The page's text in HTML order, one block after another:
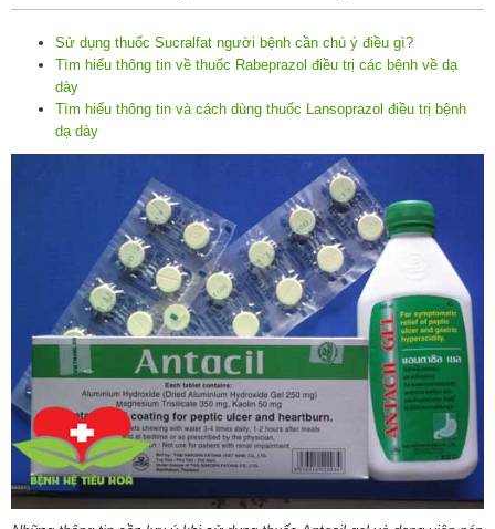
Sử dụng thuốc Sucralfat người bệnh cần chú ý điều gì?
Tìm hiểu thông tin về thuốc Rabeprazol điều trị các bệnh về dạ
dày
Tìm hiểu thông tin và cách dùng thuốc Lansoprazol điều trị bệnh
dạ dày